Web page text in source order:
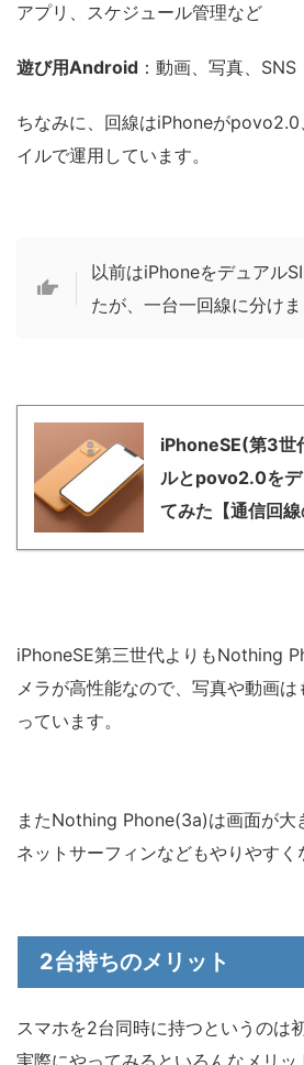
アプリ、スケジュール管理など
遊び用Android ：動画、写真、SNS
ちなみに、回線はiPhoneが
イルで運用しています。
以前はiPhoneをデュアル
たが、一台一回線に分けま
iPhoneSE(第3世
ルとpovo2.0をデ
てみた【通信回線
iPhoneSE第三世代よりもNothing
メラが高性能なので、写真や動画
っています。
またNothing Phone(3a)は画面が大
ネットサーフィンなどもやりやすく
2台持ちのメリット
スマホを2台同時に持つというのは